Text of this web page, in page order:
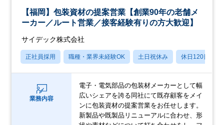
【福岡】包装資材の提案営業【創業90年の老舗メ
ーカー／ルート営業／接客経験有りの方大歓迎】
サイデック株式会社
正社員採用 職種・業界未経験OK 土日祝休み 休日120日以上
業務内容
電子・電気部品の包装材メーカーとして幅
広いシェアを誇る同社にて既存顧客をメイ
ンに包装資材の提案営業をお任せします。
新製品や既製品リニューアルに合わせ、形